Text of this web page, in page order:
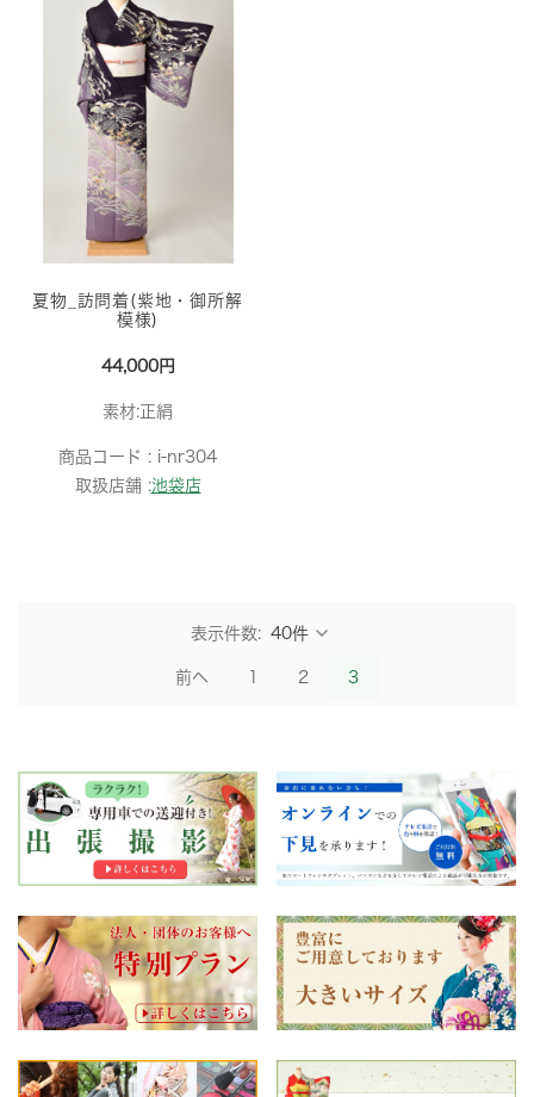
夏物_訪問着(紫地・御所解
模様)
44,000円
素材:正絹
商品コード : i-nr304
取扱店舗 :池袋店
表示件数:
前へ 2 3